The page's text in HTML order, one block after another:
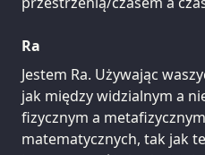
Ra
Jestem Ra. Używając
jak między widzialnym a
fizycznym a
matematycznych, tak jak